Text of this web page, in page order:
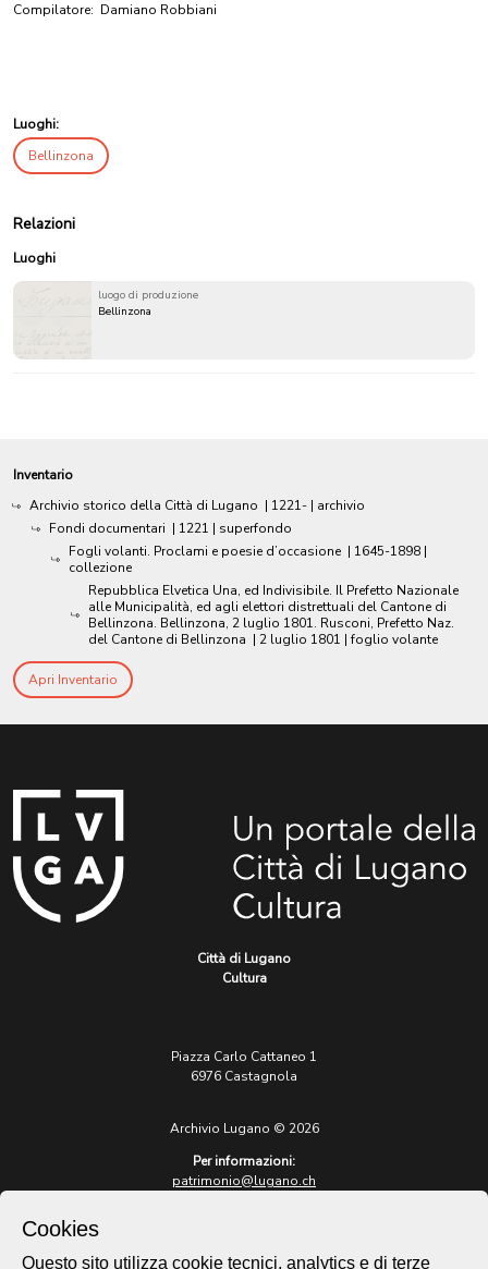
Compilatore: Damiano Robbiani
Luoghi:
Bellinzona
Relazioni
Luoghi
luogo di produzione
Bellinzona
Inventario
Archivio storico della Città di Lugano | 1221- | archivio
Fondi documentari | 1221 | superfondo
Fogli volanti. Proclami e poesie d’occasione | 1645-1898 |
collezione
Repubblica Elvetica Una, ed Indivisibile. Il Prefetto Nazionale
alle Municipalità, ed agli elettori distrettuali del Cantone di
Bellinzona. Bellinzona, 2 luglio 1801. Rusconi, Prefetto Naz.
del Cantone di Bellinzona | 2 luglio 1801 | foglio volante
Apri Inventario
Città di Lugano
Cultura
Piazza Carlo Cattaneo 1
6976 Castagnola
Archivio Lugano © 2026
Per informazioni:
patrimonio@lugano.ch
lugano.ch
Cookies
Questo sito utilizza cookie tecnici, analytics e di terze